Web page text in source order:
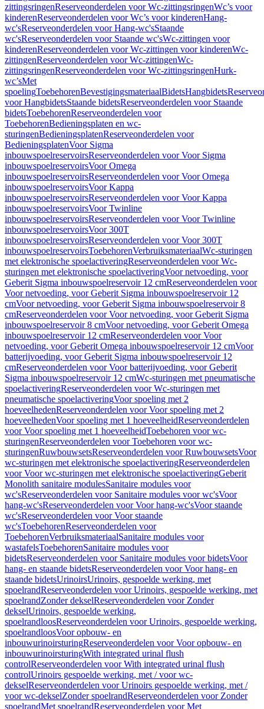
zittingsringenReserveonderdelen voor Wc-zittingsringenWc’s voor
kinderenReserveonderdelen voor Wc’s voor kinderenHang-
wc'sReserveonderdelen voor Hang-wc'sStaande
wc'sReserveonderdelen voor Staande wc'sWc-zittingen voor
kinderenReserveonderdelen voor Wc-zittingen voor kinderenWc-
zittingenReserveonderdelen voor Wc-zittingenWc-
zittingsringenReserveonderdelen voor Wc-zittingsringenHurk-
wc’sMet
spoelingToebehorenBevestigingsmateriaalBidetsHangbidets
voor HangbidetsStaande bidetsReserveonderdelen voor Staande
bidetsToebehorenReserveonderdelen voor
ToebehorenBedieningsplaten en wc-
sturingenBedieningsplatenReserveonderdelen voor
BedieningsplatenVoor Sigma
inbouwspoelreservoirsReserveonderdelen voor Voor Sigma
inbouwspoelreservoirsVoor Omega
inbouwspoelreservoirsReserveonderdelen voor Voor Omega
inbouwspoelreservoirsVoor Kappa
inbouwspoelreservoirsReserveonderdelen voor Voor Kappa
inbouwspoelreservoirsVoor Twinline
inbouwspoelreservoirsReserveonderdelen voor Voor Twinline
inbouwspoelreservoirsVoor 300T
inbouwspoelreservoirsReserveonderdelen voor Voor 300T
inbouwspoelreservoirsToebehorenVerbruiksmateriaalWc-sturingen
met elektronische spoelactiveringReserveonderdelen voor Wc-
sturingen met elektronische spoelactiveringVoor netvoeding, voor
Geberit Sigma inbouwspoelreservoir 12 cmReserveonderdelen voor
Voor netvoeding, voor Geberit Sigma inbouwspoelreservoir 12
cmVoor netvoeding, voor Geberit Sigma inbouwspoelreservoir 8
cmReserveonderdelen voor Voor netvoeding, voor Geberit Sigma
inbouwspoelreservoir 8 cmVoor netvoeding, voor Geberit Omega
inbouwspoelreservoir 12 cmReserveonderdelen voor Voor
netvoeding, voor Geberit Omega inbouwspoelreservoir 12 cmVoor
batterijvoeding, voor Geberit Sigma inbouwspoelreservoir 12
cmReserveonderdelen voor Voor batterijvoeding, voor Geberit
Sigma inbouwspoelreservoir 12 cmWc-sturingen met pneumatische
spoelactiveringReserveonderdelen voor Wc-sturingen met
pneumatische spoelactiveringVoor spoeling met 2
hoeveelhedenReserveonderdelen voor Voor spoeling met 2
hoeveelhedenVoor spoeling met 1 hoeveelheidReserveonderdelen
voor Voor spoeling met 1 hoeveelheidToebehoren voor wc-
sturingenReserveonderdelen voor Toebehoren voor wc-
sturingenRuwbouwsetsReserveonderdelen voor RuwbouwsetsVoor
wc-sturingen met elektronische spoelactiveringReserveonderdelen
voor Voor wc-sturingen met elektronische spoelactiveringGeberit
Monolith sanitaire modulesSanitaire modules voor
wc'sReserveonderdelen voor Sanitaire modules voor wc'sVoor
hang-wc'sReserveonderdelen voor Voor hang-wc'sVoor staande
wc'sReserveonderdelen voor Voor staande
wc'sToebehorenReserveonderdelen voor
ToebehorenVerbruiksmateriaalSanitaire modules voor
wastafelsToebehorenSanitaire modules voor
bidetsReserveonderdelen voor Sanitaire modules voor bidetsVoor
hang- en staande bidetsReserveonderdelen voor Voor hang- en
staande bidetsUrinoirsUrinoirs, gespoelde werking, met
spoelrandReserveonderdelen voor Urinoirs, gespoelde werking, met
spoelrandZonder dekselReserveonderdelen voor Zonder
dekselUrinoirs, gespoelde werking,
spoelrandloosReserveonderdelen voor Urinoirs, gespoelde werking,
spoelrandloosVoor opbouw- en
inbouwurinoirsturingReserveonderdelen voor Voor opbouw- en
inbouwurinoirsturingWith integrated urinal flush
controlReserveonderdelen voor With integrated urinal flush
controlUrinoirs gespoelde werking, met / voor wc-
dekselReserveonderdelen voor Urinoirs gespoelde werking, met /
voor wc-dekselZonder spoelrandReserveonderdelen voor Zonder
spoelrandMet spoelrandReserveonderdelen voor Met